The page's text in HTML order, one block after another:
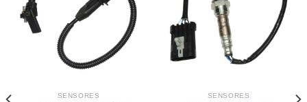
Add to
wishlist
SENSORES
Add to
wishlist
SENSORES